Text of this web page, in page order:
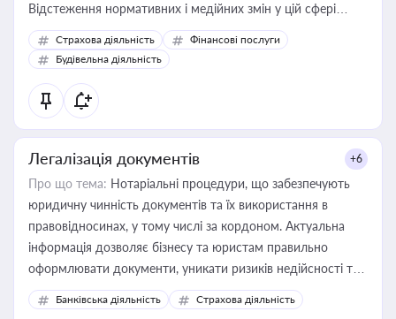
Відстеження нормативних і медійних змін у цій сфері
корисне для власника бізнесу, керівника, юриста або
бухгалтера під час оподаткування, приватизації, оренди
державного майна, корпоративних угод і перевірки
статусу суб'єктів оціночної діяльності
Страхова діяльність
Фінансові послуги
Будівельна діяльність
Легалізація документів +6
Про що тема: Нотаріальні процедури, що забезпечують
юридичну чинність документів та їх використання в
правовідносинах, у тому числі за кордоном. Актуальна
інформація дозволяє бізнесу та юристам правильно
оформлювати документи, уникати ризиків недійсності та
забезпечувати їх належне прийняття органами влади та
контрагентами
Банківська діяльність Страхова діяльність